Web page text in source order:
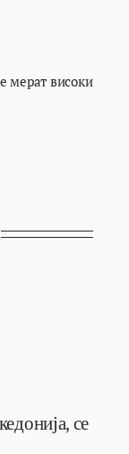
мерат високи
се